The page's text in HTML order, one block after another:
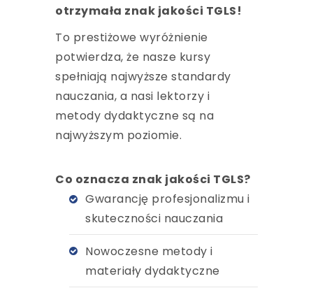
otrzymała znak jakości TGLS!
To prestiżowe wyróżnienie
potwierdza, że nasze kursy
spełniają najwyższe standardy
nauczania, a nasi lektorzy i
metody dydaktyczne są na
najwyższym poziomie.
Co oznacza znak jakości TGLS?
Gwarancję profesjonalizmu i
skuteczności nauczania
Nowoczesne metody i
materiały dydaktyczne